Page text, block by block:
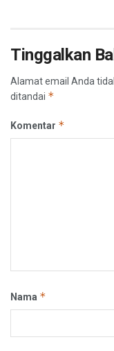
Tinggalkan
Alamat email Anda
ditandai *
Komentar *
Nama *